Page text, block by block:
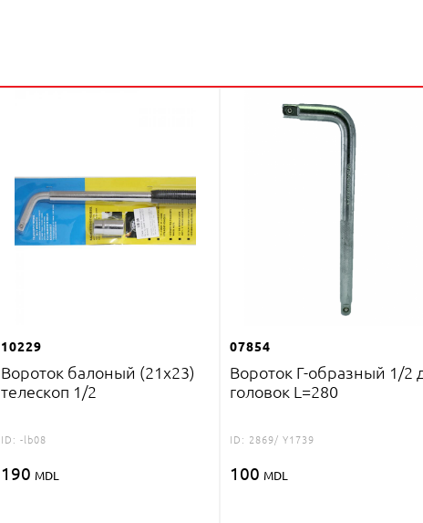
10229
Вороток балоный (21х23)
телескоп 1/2
ID: -lb08
190 MDL
07854
Вороток Г-образный 1/2
головок L=280
ID: 2869/ Y1739
100 MDL